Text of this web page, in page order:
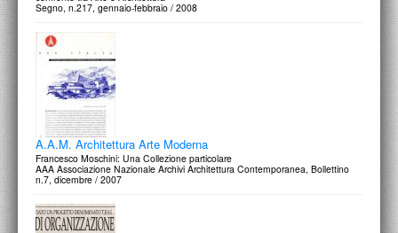
Segno, n.217, gennaio-febbraio / 2008
A.A.M. Architettura Arte Moderna
Francesco Moschini: Una Collezione particolare
AAA Associazione Nazionale Archivi Architettura Contemporanea, Bollettino
n.7, dicembre / 2007